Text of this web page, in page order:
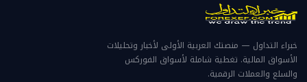
خبراء التداول — منصتك العربية الأولى لأخبار وتحليلات
الأسواق المالية. تغطية شاملة لأسواق الفوركس
والسلع والعملات الرقمية.